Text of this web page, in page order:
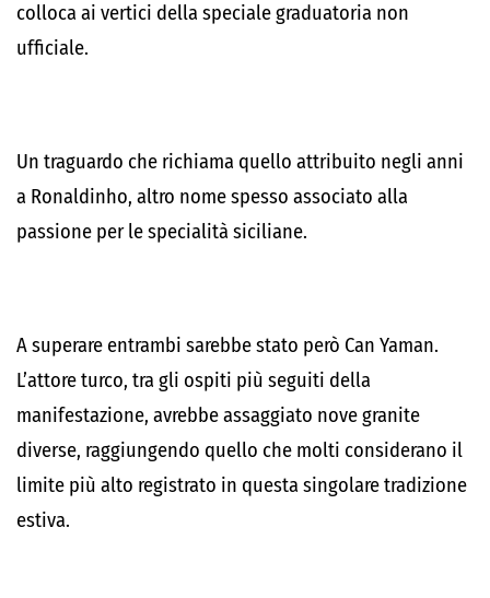
colloca ai vertici della speciale graduatoria non
ufficiale.
Un traguardo che richiama quello attribuito negli anni
a Ronaldinho, altro nome spesso associato alla
passione per le specialità siciliane.
A superare entrambi sarebbe stato però Can Yaman.
L’attore turco, tra gli ospiti più seguiti della
manifestazione, avrebbe assaggiato nove granite
diverse, raggiungendo quello che molti considerano il
limite più alto registrato in questa singolare tradizione
estiva.